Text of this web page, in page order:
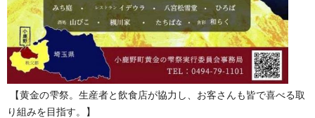
【黄金の雫祭。生産者と飲食店が協力し、お客さんも皆で喜べる取
り組みを目指す。】